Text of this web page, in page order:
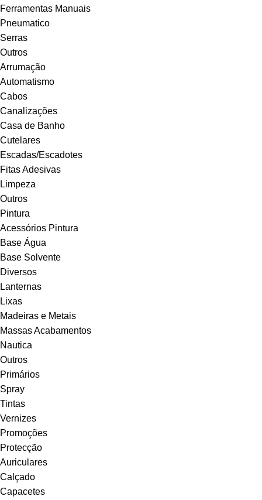
Ferramentas Manuais
Pneumatico
Serras
Outros
Arrumação
Automatismo
Cabos
Canalizações
Casa de Banho
Cutelares
Escadas/Escadotes
Fitas Adesivas
Limpeza
Outros
Pintura
Acessórios Pintura
Base Água
Base Solvente
Diversos
Lanternas
Lixas
Madeiras e Metais
Massas Acabamentos
Nautica
Outros
Primários
Spray
Tintas
Vernizes
Promoções
Protecção
Auriculares
Calçado
Capacetes